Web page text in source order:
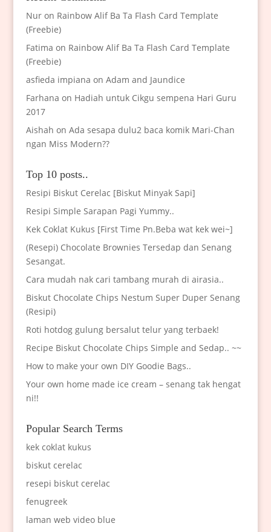
Nuron Rainbow Alif Ba Ta Flash Card Template
(Freebie)
Fatima on Rainbow Alif Ba Ta Flash Card Template
(Freebie)
asfieda impiana on Adam and Jaundice
Farhana on Hadiah untuk Cikgu sempena Hari Guru
2017
Aishah on Ada sesapa dulu2 baca komik Mari-Chan
ngan Miss Modern??
Top 10 posts..
Resipi Biskut Cerelac [Biskut Minyak Sapi]
Resipi Simple Sarapan Pagi Yummy..
Kek Coklat Kukus [First Time Pn.Beba wat kek wei~]
(Resepi) Chocolate Brownies Tersedap dan Senang
Sesangat.
Cara mudah nak cari tambang murah di airasia..
Biskut Chocolate Chips Nestum Super Duper Senang
(Resipi)
Roti hotdog gulung bersalut telur yang terbaek!
Recipe Biskut Chocolate Chips Simple and Sedap.. ~~
How to make your own DIY Goodie Bags..
Your own home made ice cream – senang tak hengat
ni!!
Popular Search Terms
kek coklat kukus
biskut cerelac
resepi biskut cerelac
fenugreek
laman web video blue